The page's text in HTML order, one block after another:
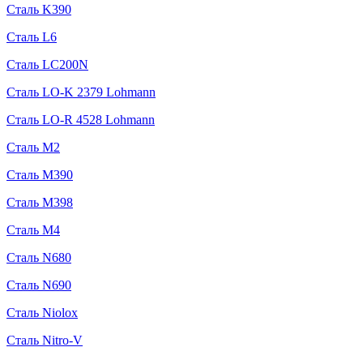
Сталь K390
Сталь L6
Сталь LC200N
Сталь LO-K 2379 Lohmann
Сталь LO-R 4528 Lohmann
Сталь M2
Сталь M390
Сталь M398
Сталь M4
Сталь N680
Сталь N690
Сталь Niolox
Сталь Nitro-V